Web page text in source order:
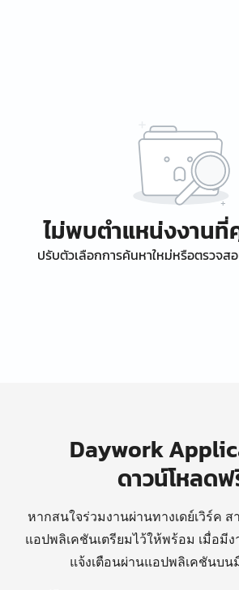
ไม่พบตำแหน่งงาน
ปรับตัวเลือกการค้นหาใหม่หรือตรวจส
Daywork
ดาวน์โหลด
หากสนใจร่วมงานผ่านทางเดย์เวิร์ค
แอปพลิเคชันเตรียมไว้ให้พร้อม เมื่อมี
แจ้งเตือนผ่านแอปพลิเคชันบ